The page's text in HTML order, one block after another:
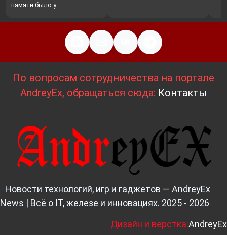
памяти было у…
По вопросам сотрудничества на портале
AndreyEx, обращаться сюда: Контакты
Новости технологий, игр и гаджетов — AndreyEx
News | Всё о IT, железе и инновациях. 2025 - 2026
Дизайн и верстка:AndreyEx